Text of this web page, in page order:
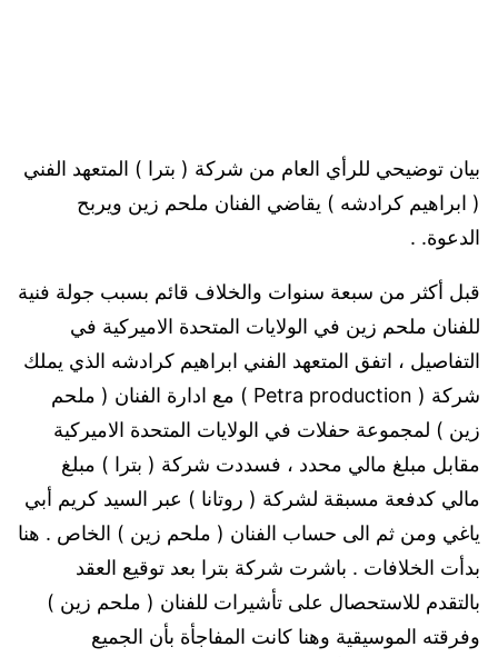
بيان توضيحي للرأي العام من شركة ( بترا ) المتعهد الفني
( ابراهيم كرادشه ) يقاضي الفنان ملحم زين ويربح
الدعوة. .
قبل أكثر من سبعة سنوات والخلاف قائم بسبب جولة فنية
للفنان ملحم زين في الولايات المتحدة الاميركية في
التفاصيل ، اتفق المتعهد الفني ابراهيم كرادشه الذي يملك
شركة ( Petra production ) مع ادارة الفنان ( ملحم
زين ) لمجموعة حفلات في الولايات المتحدة الاميركية
مقابل مبلغ مالي محدد ، فسددت شركة ( بترا ) مبلغ
مالي كدفعة مسبقة لشركة ( روتانا ) عبر السيد كريم أبي
ياغي ومن ثم الى حساب الفنان ( ملحم زين ) الخاص . هنا
بدأت الخلافات . باشرت شركة بترا بعد توقيع العقد
بالتقدم للاستحصال على تأشيرات للفنان ( ملحم زين )
وفرقته الموسيقية وهنا كانت المفاجأة بأن الجميع